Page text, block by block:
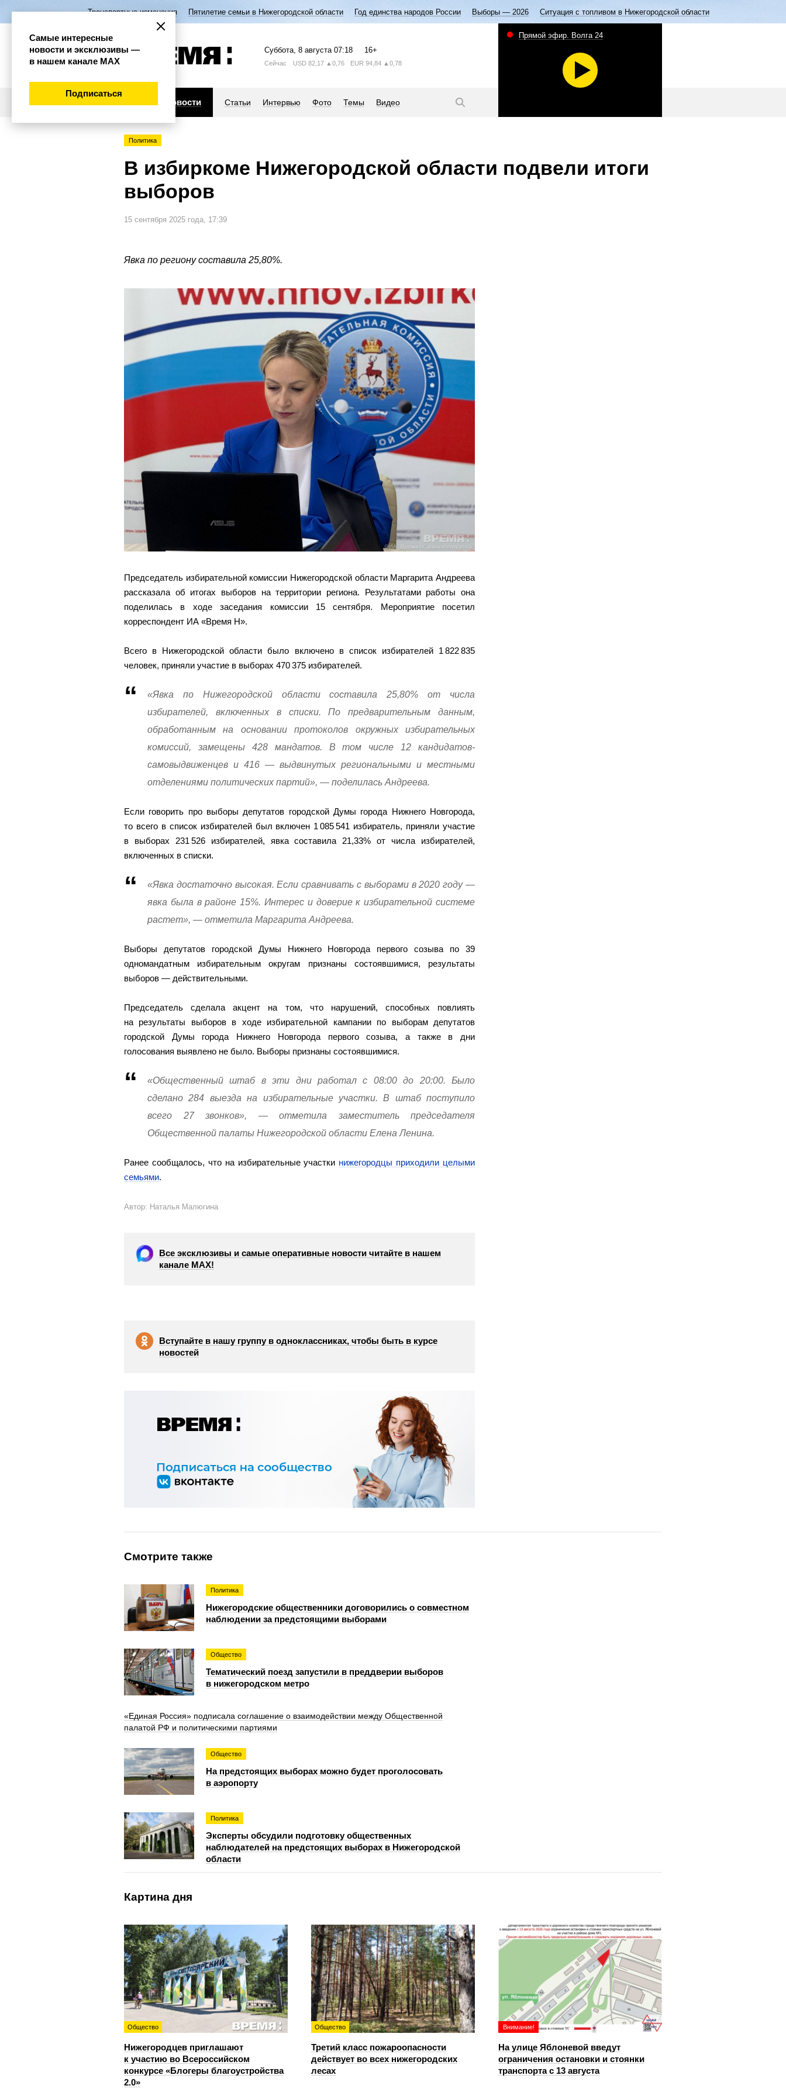
Транспортные изменения Пятилетие семьи в Нижегородской области Год единства народов России Выборы — 2026 Ситуация с топливом в Нижегородской области
Суббота, 8 августа 07:18 16+
Сейчас USD 82,17 ▲0,76 EUR 94,84 ▲0,78
Новости Статьи Интервью Фото Темы Видео
Прямой эфир. Волга 24
Политика
В избиркоме Нижегородской области подвели итоги
выборов
15 сентября 2025 года, 17:39
Явка по региону составила 25,80%.
Председатель избирательной комиссии Нижегородской области Маргарита Андреева
рассказала об итогах выборов на территории региона. Результатами работы она
поделилась в ходе заседания комиссии 15 сентября. Мероприятие посетил
корреспондент ИА «Время Н».
Всего в Нижегородской области было включено в список избирателей 1 822 835
человек, приняли участие в выборах 470 375 избирателей.
«Явка по Нижегородской области составила 25,80% от числа
избирателей, включенных в списки. По предварительным данным,
обработанным на основании протоколов окружных избирательных
комиссий, замещены 428 мандатов. В том числе 12 кандидатов-
самовыдвиженцев и 416 — выдвинутых региональными и местными
отделениями политических партий», — поделилась Андреева.
Если говорить про выборы депутатов городской Думы города Нижнего Новгорода,
то всего в список избирателей был включен 1 085 541 избиратель, приняли участие
в выборах 231 526 избирателей, явка составила 21,33% от числа избирателей,
включенных в списки.
«Явка достаточно высокая. Если сравнивать с выборами в 2020 году —
явка была в районе 15%. Интерес и доверие к избирательной системе
растет», — отметила Маргарита Андреева.
Выборы депутатов городской Думы Нижнего Новгорода первого созыва по 39
одномандатным избирательным округам признаны состоявшимися, результаты
выборов — действительными.
Председатель сделала акцент на том, что нарушений, способных повлиять
на результаты выборов в ходе избирательной кампании по выборам депутатов
городской Думы города Нижнего Новгорода первого созыва, а также в дни
голосования выявлено не было. Выборы признаны состоявшимися.
«Общественный штаб в эти дни работал с 08:00 до 20:00. Было
сделано 284 выезда на избирательные участки. В штаб поступило
всего 27 звонков», — отметила заместитель председателя
Общественной палаты Нижегородской области Елена Ленина.
Ранее сообщалось, что на избирательные участки нижегородцы приходили целыми
семьями.
Автор: Наталья Малюгина
Все эксклюзивы и самые оперативные новости читайте в нашем
канале МАХ!
Вступайте в нашу группу в одноклассниках, чтобы быть в курсе
новостей
Смотрите также
Политика
Нижегородские общественники договорились о совместном
наблюдении за предстоящими выборами
Общество
Тематический поезд запустили в преддверии выборов
в нижегородском метро
«Единая Россия» подписала соглашение о взаимодействии между Общественной
палатой РФ и политическими партиями
Общество
На предстоящих выборах можно будет проголосовать
в аэропорту
Политика
Эксперты обсудили подготовку общественных
наблюдателей на предстоящих выборах в Нижегородской
области
Картина дня
Общество
Нижегородцев приглашают
к участию во Всероссийском
конкурсе «Блогеры благоустройства
2.0»
Общество
Третий класс пожароопасности
действует во всех нижегородских
лесах
Внимание!
На улице Яблоневой введут
ограничения остановки и стоянки
транспорта с 13 августа
Самые интересные
новости и эксклюзивы —
в нашем канале МАХ
Подписаться